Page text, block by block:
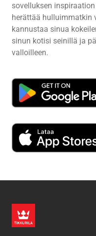
sovelluksen
herättää hulluimmatkin
kannustaa sinua
sinun kotisi seinillä ja
valloilleen.